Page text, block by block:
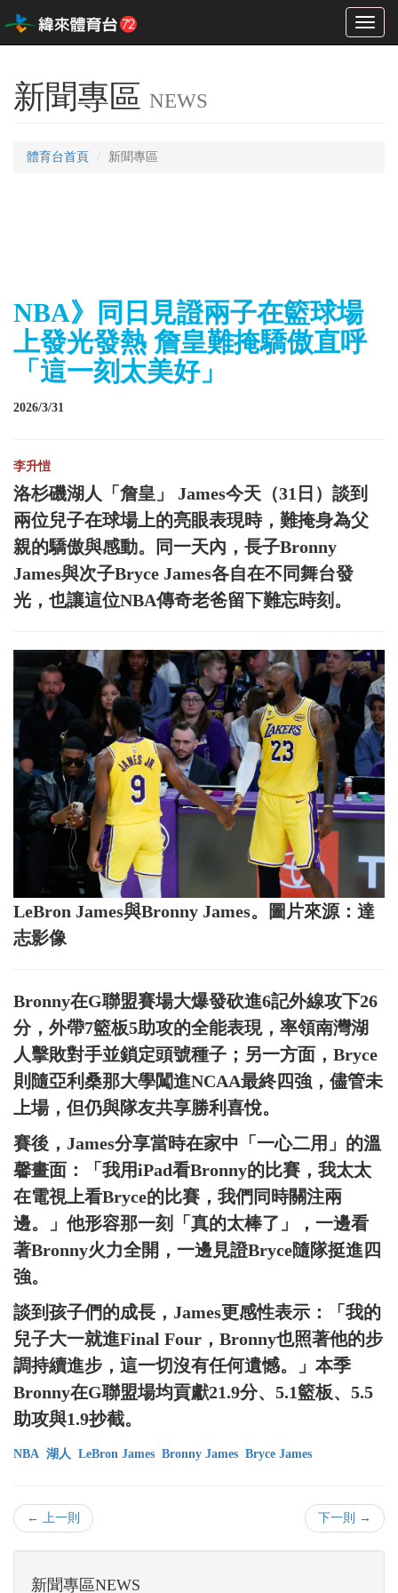
Toggle
新聞專區 NEWS
體育台首頁 新聞專區
NBA》同日見證兩子在籃球場
上發光發熱 詹皇難掩驕傲直呼
「這一刻太美好」
2026/3/31
李升愷
洛杉磯湖人「詹皇」 James今天（31日）談到
兩位兒子在球場上的亮眼表現時，難掩身為父
親的驕傲與感動。同一天內，長子Bronny
James與次子Bryce James各自在不同舞台發
光，也讓這位NBA傳奇老爸留下難忘時刻。
LeBron James與Bronny James。圖片來源：達
志影像
Bronny在G聯盟賽場大爆發砍進6記外線攻下26
分，外帶7籃板5助攻的全能表現，率領南灣湖
人擊敗對手並鎖定頭號種子；另一方面，Bryce
則隨亞利桑那大學闖進NCAA最終四強，儘管未
上場，但仍與隊友共享勝利喜悅。
賽後，James分享當時在家中「一心二用」的溫
馨畫面：「我用iPad看Bronny的比賽，我太太
在電視上看Bryce的比賽，我們同時關注兩
邊。」他形容那一刻「真的太棒了」，一邊看
著Bronny火力全開，一邊見證Bryce隨隊挺進四
強。
談到孩子們的成長，James更感性表示：「我的
兒子大一就進Final Four，Bronny也照著他的步
調持續進步，這一切沒有任何遺憾。」本季
Bronny在G聯盟場均貢獻21.9分、5.1籃板、5.5
助攻與1.9抄截。
NBA 湖人 LeBron James Bronny James Bryce James
← 上一則 下一則 →
新聞專區NEWS